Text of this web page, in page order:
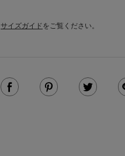
サイズガイドをご覧ください。